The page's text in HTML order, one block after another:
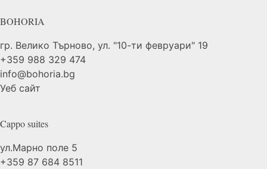
BOHORIA
гр. Велико Търново, ул. "10-ти февруари" 19
+359 988 329 474
info@bohoria.bg
Уеб сайт
Capposuites
ул.Марно поле 5
+359 87 684 8511